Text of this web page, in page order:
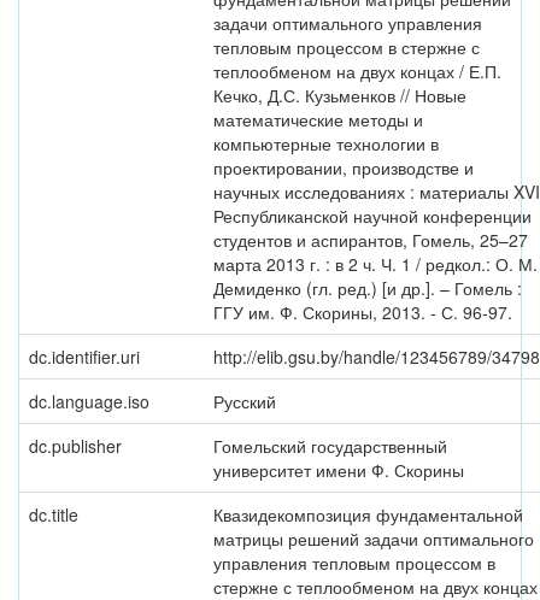
задачи оптимального управления
тепловым процессом в стержне с
теплообменом на двух концах / Е.П.
Кечко, Д.С. Кузьменков // Новые
математические методы и
компьютерные технологии в
проектировании, производстве и
научных исследованиях : материалы XVI
Республиканской научной конференции
студентов и аспирантов, Гомель, 25–27
марта 2013 г. : в 2 ч. Ч. 1 / редкол.: О. М.
Демиденко (гл. ред.) [и др.]. – Гомель :
ГГУ им. Ф. Скорины, 2013. - С. 96-97.
dc.identifier.uri
http://elib.gsu.by/handle/123456789/34798
dc.language.iso
Русский
dc.publisher
Гомельский государственный
университет имени Ф. Скорины
dc.title
Квазидекомпозиция фундаментальной
матрицы решений задачи оптимального
управления тепловым процессом в
стержне с теплообменом на двух концах